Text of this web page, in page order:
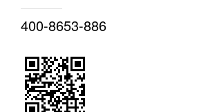
400-8653-886